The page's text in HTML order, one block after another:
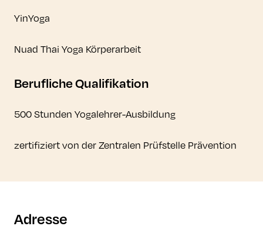
YinYoga
Nuad Thai Yoga Körperarbeit
Berufliche Qualifikation
500 Stunden Yogalehrer-Ausbildung
zertifiziert von der Zentralen Prüfstelle Prävention
Adresse